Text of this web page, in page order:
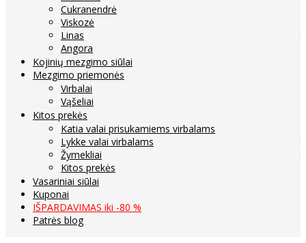
Cukranendrė
Viskozė
Linas
Angora
Kojinių mezgimo siūlai
Mezgimo priemonės
Virbalai
Vąšeliai
Kitos prekės
Katia valai prisukamiems virbalams
Lykke valai virbalams
Žymekliai
Kitos prekės
Vasariniai siūlai
Kuponai
IŠPARDAVIMAS iki -80 %
Patrės blog